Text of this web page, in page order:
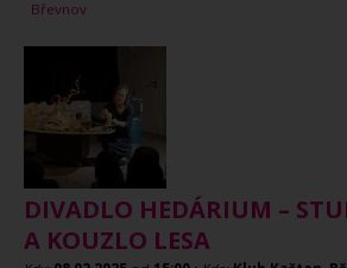
Břevnov
DIVADLO HEDÁRIUM –
A KOUZLO LESA